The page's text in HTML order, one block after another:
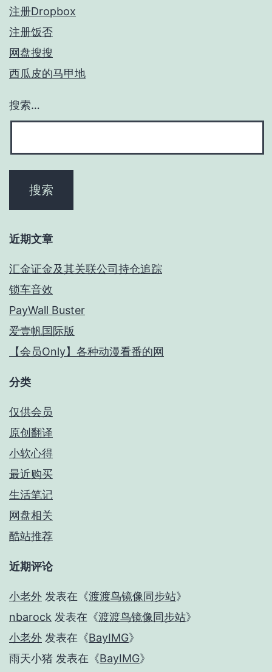
注册Dropbox
注册饭否
网盘搜搜
西瓜皮的马甲地
搜索…
近期文章
汇金证金及其关联公司持仓追踪
锁车音效
PayWall Buster
爱壹帆国际版
【会员Only】各种动漫看番的网
分类
仅供会员
原创翻译
小软心得
最近购买
生活笔记
网盘相关
酷站推荐
近期评论
小老外 发表在《渡渡鸟镜像同步站》
nbarock 发表在《渡渡鸟镜像同步站》
小老外 发表在《BayIMG》
雨天小猪 发表在《BayIMG》